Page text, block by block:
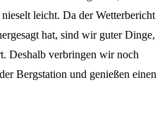
leicht. Da der Wetterbericht
hat, sind wir guter Dinge,
Deshalb verbringen wir noch
Bergstation und genießen einen